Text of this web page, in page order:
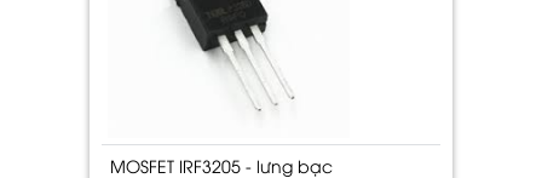
MOSFET IRF3205 - lưng bạc